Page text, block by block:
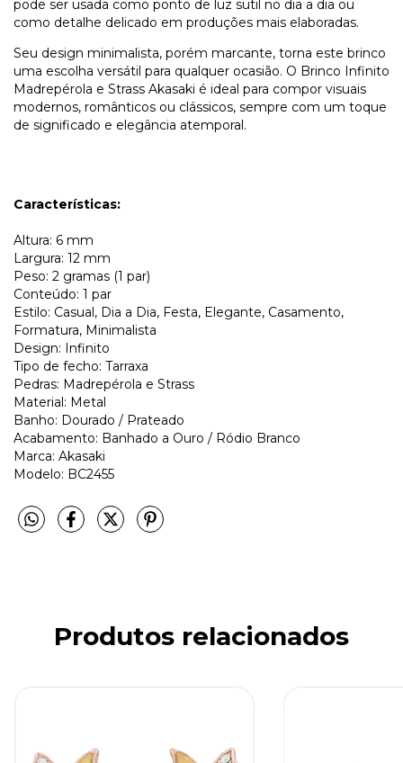
pode ser usada como ponto de luz sutil no dia a dia ou
como detalhe delicado em produções mais elaboradas.
Seu design minimalista, porém marcante, torna este brinco
uma escolha versátil para qualquer ocasião. O Brinco Infinito
Madrepérola e Strass Akasaki é ideal para compor visuais
modernos, românticos ou clássicos, sempre com um toque
de significado e elegância atemporal.
Características:
Altura: 6 mm
Largura: 12 mm
Peso: 2 gramas (1 par)
Conteúdo: 1 par
Estilo: Casual, Dia a Dia, Festa, Elegante, Casamento,
Formatura, Minimalista
Design: Infinito
Tipo de fecho: Tarraxa
Pedras: Madrepérola e Strass
Material: Metal
Banho: Dourado / Prateado
Acabamento: Banhado a Ouro / Ródio Branco
Marca: Akasaki
Modelo: BC2455
Produtos relacionados